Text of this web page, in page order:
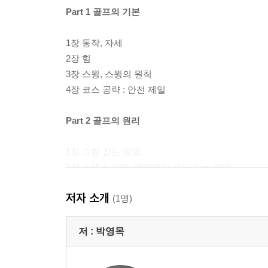
Part 1 골프의 기본
1장 동작, 자세
2장 힘
3장 스윙, 스윙의 원칙
4장 코스 공략 : 안전 제일
Part 2 골프의 원리
2장 스탠스 셋업, 페어웨이 우드 치는 방법
Part 3 골프 스윙의 이해
저자 소개 (1명)
저 : 박영목